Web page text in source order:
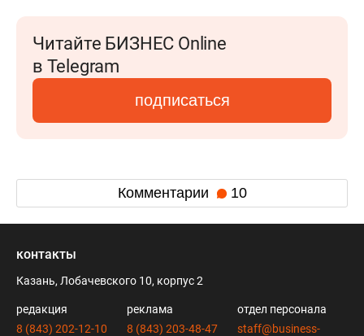
Читайте БИЗНЕС Online
в Telegram
подписаться
Комментарии 10
контакты
Казань, Лобачевского 10, корпус 2
редакция
8 (843) 202-12-10
реклама
8 (843) 203-48-47
отдел персонала
staff@business-